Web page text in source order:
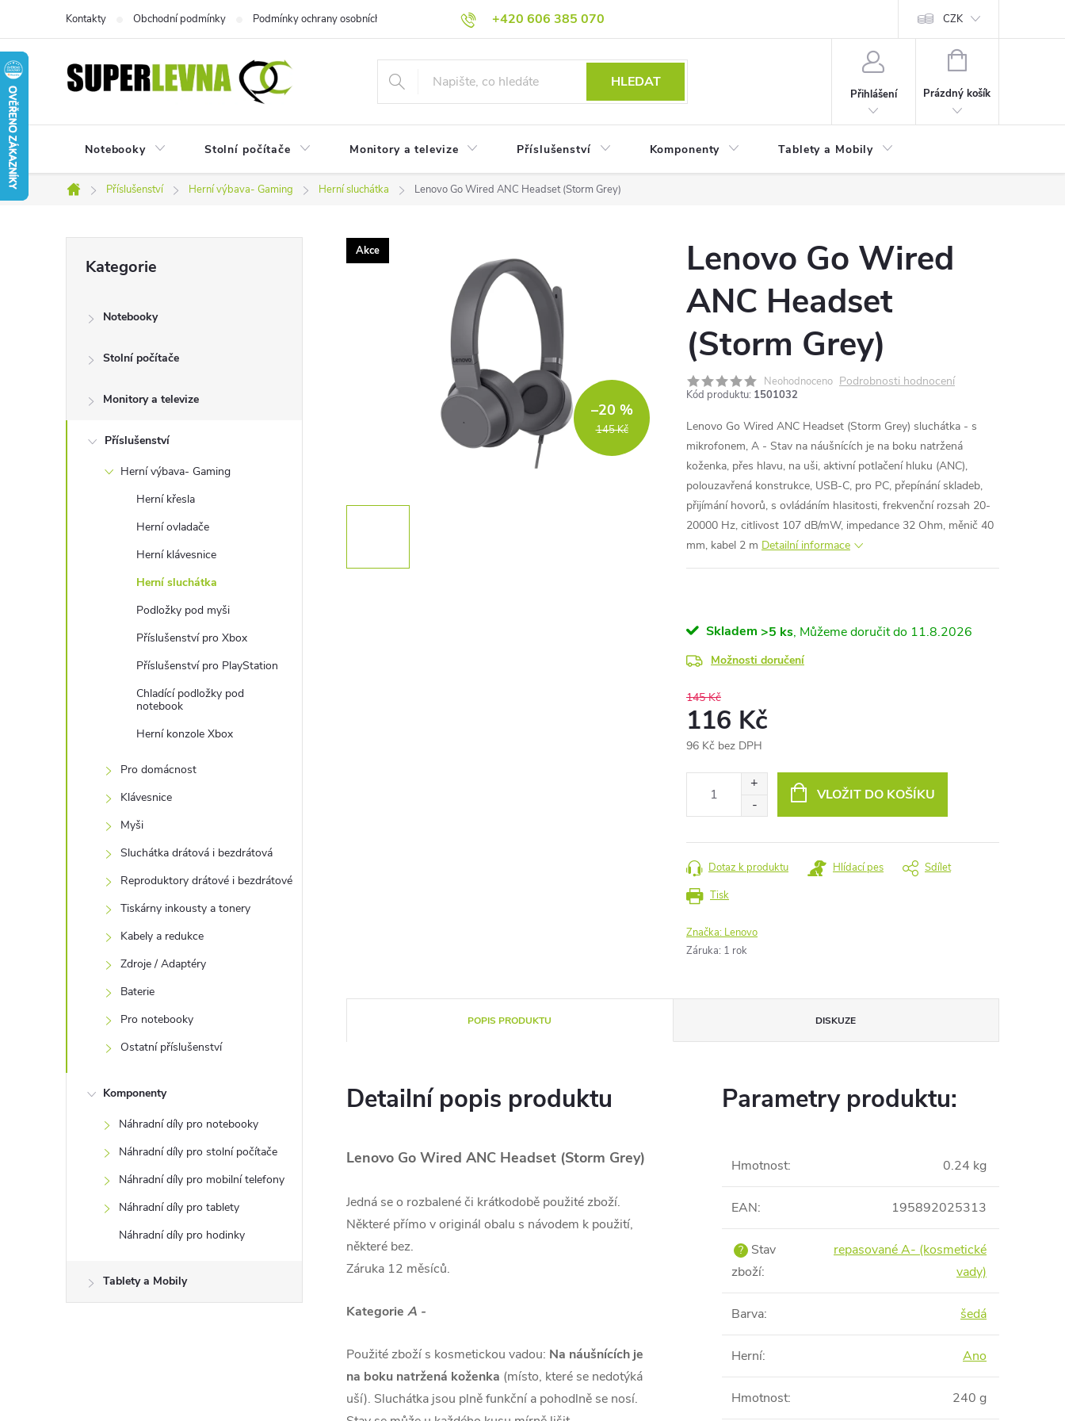
obsah
+420 606 385 070
Kontakty Obchodní podmínky Podmínky ochrany osobních údajů Reklamační podmínky Reklamace CZK
HLEDAT
Přihlášení
NÁKUPNÍ
Prázdný košík
Notebooky Stolní počítače Monitory a televize Příslušenství Komponenty Tablety a Mobily
Domů
Příslušenství Herní výbava- Gaming Herní sluchátka Lenovo Go Wired ANC Headset (Storm Grey)
r
kategorie
Kategorie
Notebooky
Stolní počítače
Monitory a televize
Příslušenství
Herní výbava- Gaming
Herní křesla
Herní ovladače
Herní klávesnice
Herní sluchátka
Podložky pod myši
Příslušenství pro Xbox
Příslušenství pro PlayStation
Chladící podložky pod
notebook
Herní konzole Xbox
Pro domácnost
Klávesnice
Myši
Sluchátka drátová i bezdrátová
Reproduktory drátové i bezdrátové
Tiskárny inkousty a tonery
Kabely a redukce
Zdroje / Adaptéry
Baterie
Pro notebooky
Ostatní příslušenství
Komponenty
Náhradní díly pro notebooky
Náhradní díly pro stolní počítače
Náhradní díly pro mobilní telefony
Náhradní díly pro tablety
Náhradní díly pro hodinky
Tablety a Mobily
Akce
145 Kč
–20 %
Lenovo Go Wired
ANC Headset
(Storm Grey)
Neohodnoceno Podrobnosti hodnocení
Kód produktu: 1501032
Lenovo Go Wired ANC Headset (Storm Grey) sluchátka - s
mikrofonem, A - Stav na náušnících je na boku natržená
koženka, přes hlavu, na uši, aktivní potlačení hluku (ANC),
polouzavřená konstrukce, USB-C, pro PC, přepínání skladeb,
přijímání hovorů, s ovládáním hlasitosti, frekvenční rozsah 20-
20000 Hz, citlivost 107 dB/mW, impedance 32 Ohm, měnič 40
mm, kabel 2 m Detailní informace
Skladem >5 ks 11.8.2026
Možnosti doručení
145 Kč
116 Kč
96 Kč bez DPH
VLOŽIT DO KOŠÍKU
Tisk
Dotaz k produktu Hlídací pes Sdílet
Značka: Lenovo
Záruka: 1 rok
POPIS PRODUKTU DISKUZE
Detailní popis produktu
Lenovo Go Wired ANC Headset (Storm Grey)
Jedná se o rozbalené či krátkodobě použité zboží.
Některé přímo v originál obalu s návodem k použití,
některé bez.
Záruka 12 měsíců.
Kategorie A -
Použité zboží s kosmetickou vadou: Na náušnících je
na boku natržená koženka (místo, které se nedotýká
uší). Sluchátka jsou plně funkční a pohodlně se nosí.
Parametry produktu:
Hmotnost: 0.24 kg
EAN: 195892025313
? Stav
zboží:
repasované A- (kosmetické
vady)
Barva: šedá
Herní: Ano
Hmotnost: 240 g